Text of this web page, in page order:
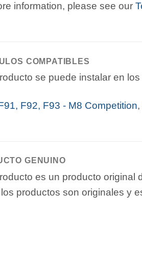
information, please see our
COMPATIBLES
se puede instalar en
F92, F93 - M8 Competition,
GENUINO
es un producto original
productos son originales y